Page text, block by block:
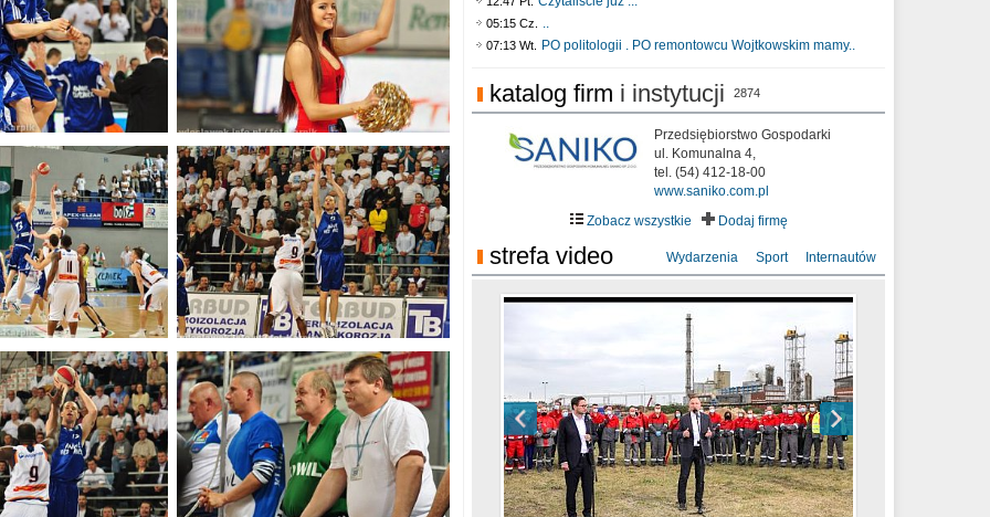
05:15 Cz. ..
07:13 Wt. PO politologii . PO remontowcu Wojtkowskim mamy..
katalog firm i instytucji 2874
Przedsiębiorstwo Gospodarki
ul. Komunalna 4,
tel. (54) 412-18-00
www.saniko.com.pl
Zobacz wszystkie
Dodaj firmę
strefa video Wydarzenia Sport Internautów
TOP 10 przechwytów Anwilu Włocławek
TOP 5 rzutów Anwilu Włocławek w BCL
Ni To Ponk - W oczach mamy strach
sixf33t .Last Year DRONE FOOTAGE
Włocławek
XXIII Sesja Rady Miasta Włocławek VIII
kadencji w dniu 09.06.2020 r.